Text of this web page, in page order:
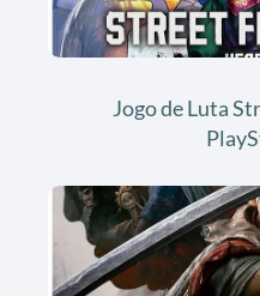
Jogo de Luta